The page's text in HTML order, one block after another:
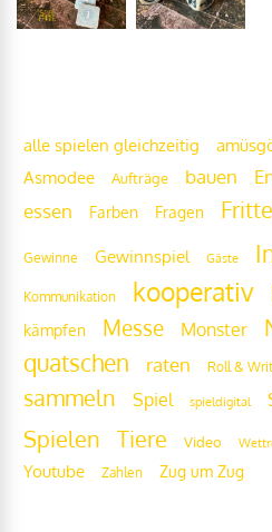
alle spielen gleichzeitig
Asmodee
Aufträge bauen
essen Farben Fragen
Gewinne Gewinnspiel Gäste
Kommunikation kooperativ
kämpfen Messe Monster
quatschen raten Roll &
sammeln Spiel spieldigital
Spielen Tiere Video
Youtube Zahlen Zug um Zug